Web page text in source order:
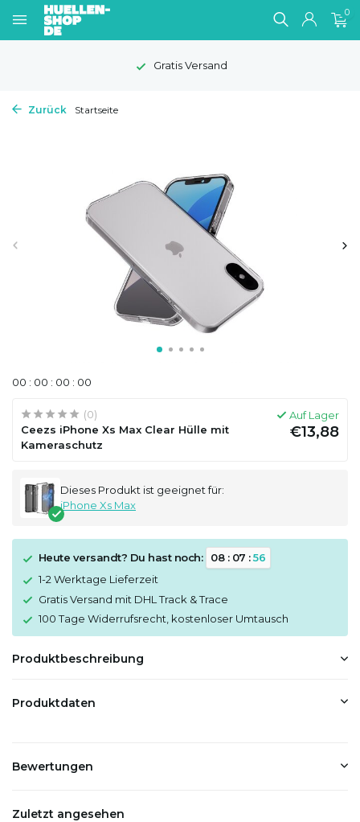
0
Gratis Versand
Zurück Startseite
00 : 00 : 00 : 00
(0)
Ceezs iPhone Xs Max Clear Hülle mit
Kameraschutz
Auf Lager
€13,88
Dieses Produkt ist geeignet für:
iPhone Xs Max
Heute versandt? Du hast noch: 08: 07 :56
1-2 Werktage Lieferzeit
Gratis Versand mit DHL Track & Trace
100 Tage Widerrufsrecht, kostenloser Umtausch
Produktbeschreibung
Produktdaten
Bewertungen
Zuletzt angesehen